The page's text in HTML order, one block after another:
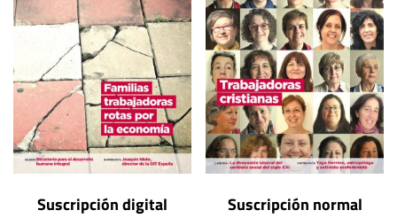
Suscripción digital Suscripción normal